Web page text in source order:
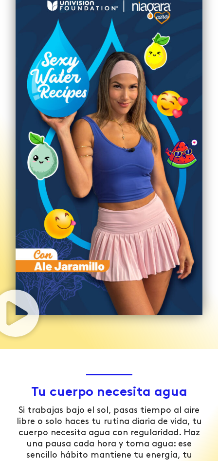
Tu cuerpo necesita agua
Si trabajas bajo el sol, pasas tiempo al aire
libre o solo haces tu rutina diaria de vida, tu
cuerpo necesita agua con regularidad. Haz
una pausa cada hora y toma agua: ese
sencillo hábito mantiene tu energía, tu